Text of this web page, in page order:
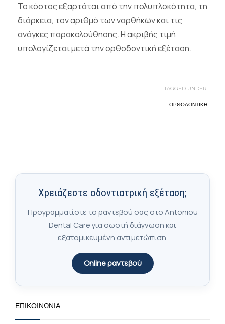
Το κόστος εξαρτάται από την πολυπλοκότητα, τη
διάρκεια, τον αριθμό των ναρθήκων και τις
ανάγκες παρακολούθησης. Η ακριβής τιμή
υπολογίζεται μετά την ορθοδοντική εξέταση.
TAGGED UNDER:
ΟΡΘΟΔΟΝΤΙΚΉ
Χρειάζεστε οδοντιατρική εξέταση;
Προγραμματίστε το ραντεβού σας στο Antoniou
Dental Care για σωστή διάγνωση και
εξατομικευμένη αντιμετώπιση.
Online ραντεβού
ΕΠΙΚΟΙΝΩΝΊΑ